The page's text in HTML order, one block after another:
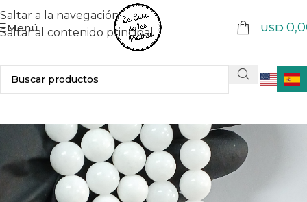
Saltar a la navegación
Saltar al contenido principal
Menú USD